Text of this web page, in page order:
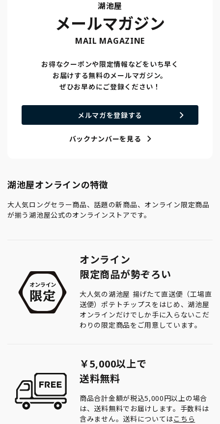
湖池屋
メールマガジン
MAIL MAGAZINE
お得なクーポンや限定情報などをいち早く
お届けする無料のメールマガジン。
ぜひお早めにご登録ください！
メルマガを登録する
バックナンバーを見る
湖池屋オンラインの特徴
大人気ロングセラー商品、話題の新商品、オンライン限定商品
が揃う湖池屋公式のオンラインストアです。
オンライン
限定商品が勢ぞろい
大人気の湖池屋 揚げたて直送便（工場直
送便）ポテトチップスをはじめ、湖池屋
オンラインだけでしか手に入らないこだ
わりの限定商品をご用意しています。
￥5,000以上で
送料無料
商品合計金額が税込5,000円以上の場合
は、送料無料でお届けします。手数料は
含みません。送料についてはこちら